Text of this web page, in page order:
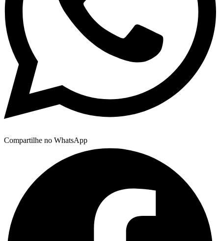
Compartilhe no WhatsApp